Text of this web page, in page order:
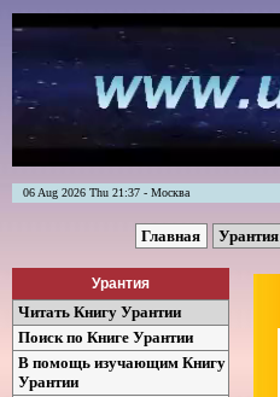
06 Aug 2026 Thu 21:37 - Москва
Главная Урантия
Урантия
Читать Книгу Урантии
Поиск по Книге Урантии
В помощь изучающим Книгу
Урантии